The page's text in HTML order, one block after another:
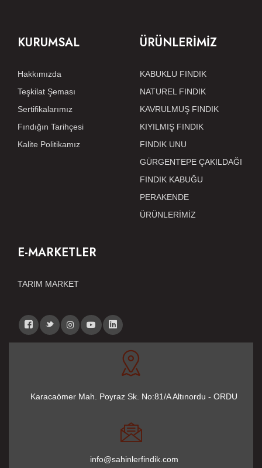
KURUMSAL
Hakkımızda
Teşkilat Şeması
Sertifikalarımız
Fındığın Tarihçesi
Kalite Politikamız
ÜRÜNLERİMİZ
KABUKLU FINDIK
NATUREL FINDIK
KAVRULMUŞ FINDIK
KIYILMIŞ FINDIK
FINDIK UNU
GÜRGENTEPE ÇAKILDAĞI
FINDIK KABUĞU
PERAKENDE
ÜRÜNLERİMİZ
E-MARKETLER
TARIM MARKET
Karacaömer Mah. Poyraz Sk. No:81/A Altınordu - ORDU
info@sahinlerfindik.com